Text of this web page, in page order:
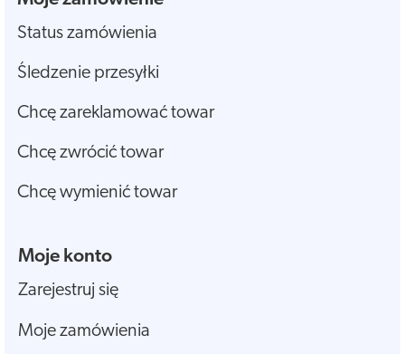
Status zamówienia
Śledzenie przesyłki
Chcę zareklamować towar
Chcę zwrócić towar
Chcę wymienić towar
Moje konto
Zarejestruj się
Moje zamówienia